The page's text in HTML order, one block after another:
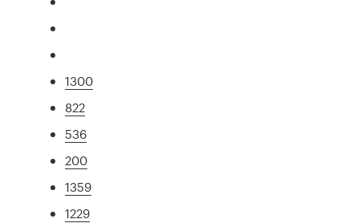
1300
822
536
200
1359
1229